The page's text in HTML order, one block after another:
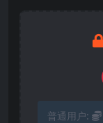
普通用户: